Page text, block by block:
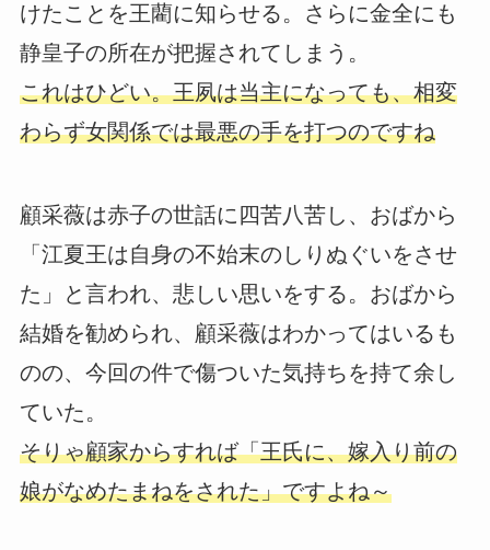
けたことを王藺に知らせる。さらに金全にも
静皇子の所在が把握されてしまう。
これはひどい。王夙は当主になっても、相変
わらず女関係では最悪の手を打つのですね
顧采薇は赤子の世話に四苦八苦し、おばから
「江夏王は自身の不始末のしりぬぐいをさせ
た」と言われ、悲しい思いをする。おばから
結婚を勧められ、顧采薇はわかってはいるも
のの、今回の件で傷ついた気持ちを持て余し
ていた。
そりゃ顧家からすれば「王氏に、嫁入り前の
娘がなめたまねをされた」ですよね～